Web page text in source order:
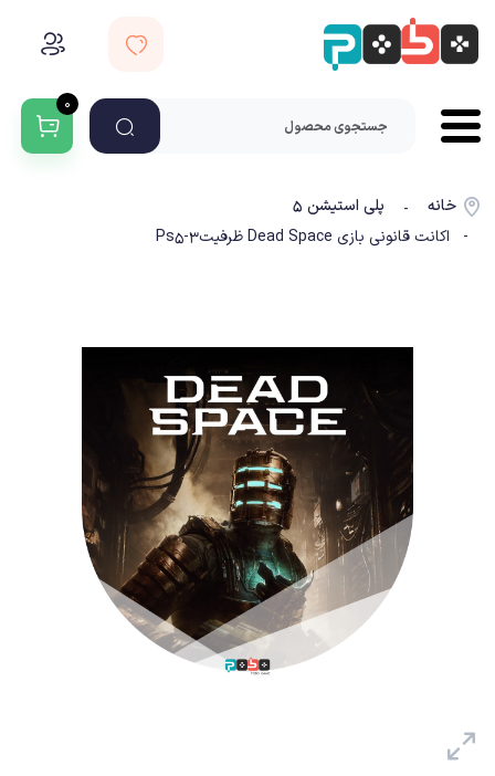
۰
خانه -
پلی استیشن ۵
- اکانت قانونی بازی Dead Space ظرفیت3-Ps5